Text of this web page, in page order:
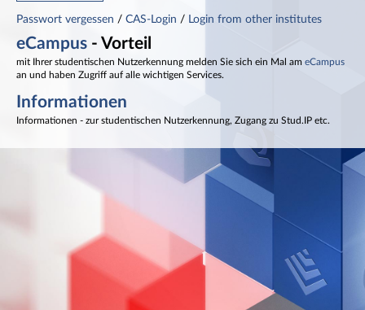
Passwort vergessen / CAS-Login / Login from other institutes
eCampus - Vorteil
mit Ihrer studentischen Nutzerkennung melden Sie sich ein Mal am eCampus
an und haben Zugriff auf alle wichtigen Services.
Informationen
Informationen - zur studentischen Nutzerkennung, Zugang zu Stud.IP etc.